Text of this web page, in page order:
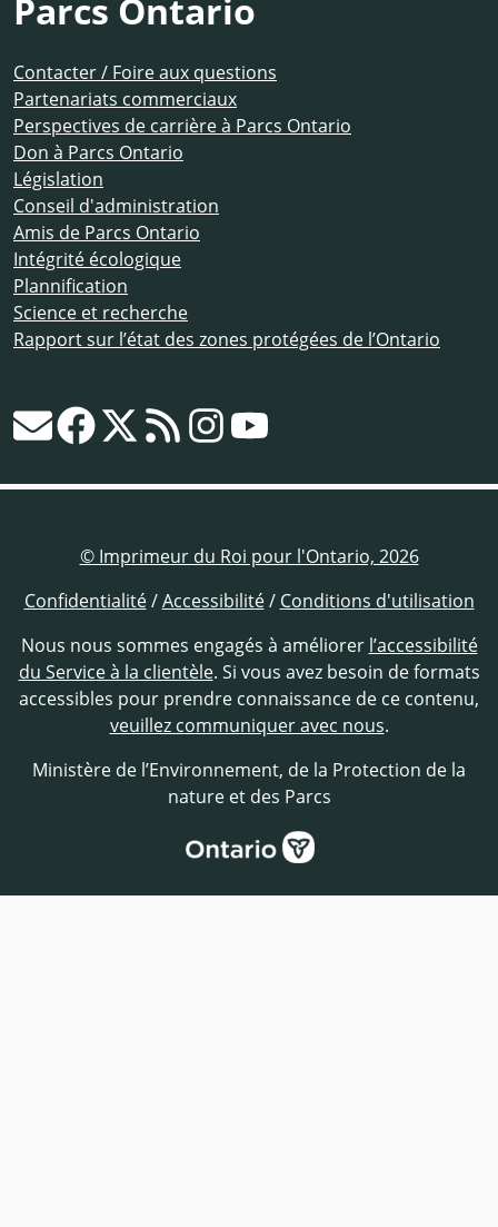
Parcs Ontario
Contacter / Foire aux questions
Partenariats commerciaux
Perspectives de carrière à Parcs Ontario
Don à Parcs Ontario
Législation
Conseil d'administration
Amis de Parcs Ontario
Intégrité écologique
Plannification
Science et recherche
Rapport sur l’état des zones protégées de l’Ontario
© Imprimeur du Roi pour l'Ontario, 2026
Confidentialité/Accessibilité/ Conditions d'utilisation
Nous nous sommes engagés à améliorer l’accessibilité
du Service à la clientèle. Si vous avez besoin de formats
accessibles pour prendre connaissance de ce contenu,
veuillez communiquer avec nous.
Ministère de l’Environnement, de la Protection de la
nature et des Parcs